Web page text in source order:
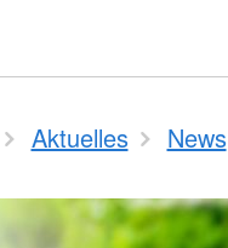
Aktuelles News